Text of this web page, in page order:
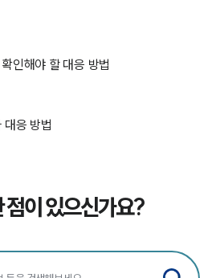
인해야 할 대응 방법
대응 방법
점이 있으신가요?